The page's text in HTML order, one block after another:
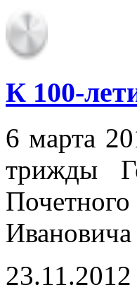
К 100-
6 марта
трижды
23.11.2012